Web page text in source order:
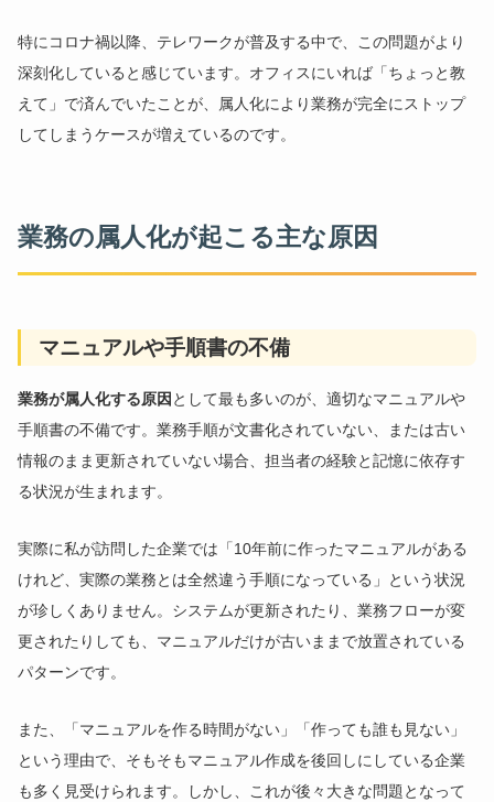
特にコロナ禍以降、テレワークが普及する中で、この問題がより
深刻化していると感じています。オフィスにいれば「ちょっと教
えて」で済んでいたことが、属人化により業務が完全にストップ
してしまうケースが増えているのです。
業務の属人化が起こる主な原因
マニュアルや手順書の不備
業務が属人化する原因 として最も多いのが、適切なマニュアルや
手順書の不備です。業務手順が文書化されていない、または古い
情報のまま更新されていない場合、担当者の経験と記憶に依存す
る状況が生まれます。
実際に私が訪問した企業では「10年前に作ったマニュアルがある
けれど、実際の業務とは全然違う手順になっている」という状況
が珍しくありません。システムが更新されたり、業務フローが変
更されたりしても、マニュアルだけが古いままで放置されている
パターンです。
また、「マニュアルを作る時間がない」「作っても誰も見ない」
という理由で、そもそもマニュアル作成を後回しにしている企業
も多く見受けられます。しかし、これが後々大きな問題となって